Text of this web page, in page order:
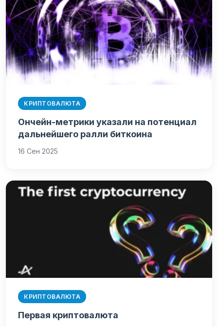
КРИПТОВАЛЮТА
Ончейн-метрики указали на потенциал
дальнейшего ралли биткоина
16 Сен 2025
КРИПТОВАЛЮТА
Первая криптовалюта